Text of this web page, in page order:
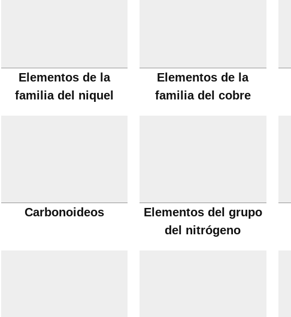
Elementos de la
familia del niquel
Elementos de la
familia del cobre
Carbonoideos
Elementos del grupo
del nitrógeno